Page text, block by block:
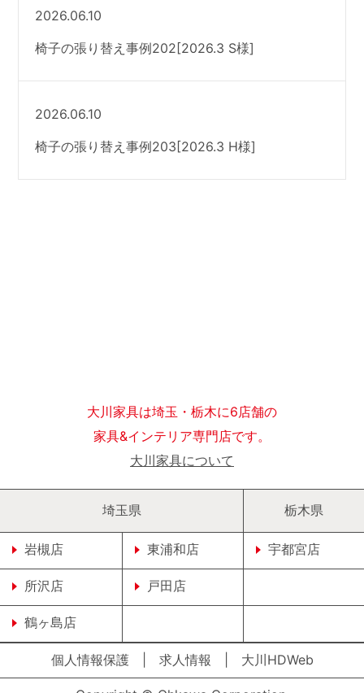
2026.06.10
椅子の張り替え事例202[2026.3 S様]
2026.06.10
椅子の張り替え事例203[2026.3 H様]
大川家具は埼玉・栃木に6店舗の
家具&インテリア専門店です。
大川家具について
埼玉県
岩槻店 東浦和店
所沢店 戸田店
鶴ヶ島店
栃木県
宇都宮店
個人情報保護| 求人情報 大川HDWeb